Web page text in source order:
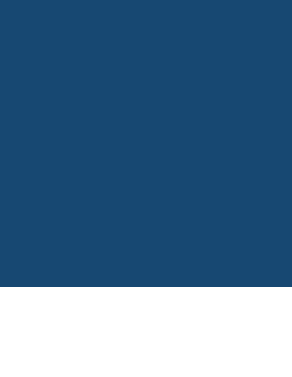
opens in a new window)